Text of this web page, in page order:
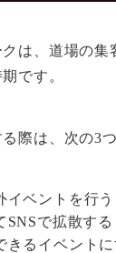
は、道場の集
です。
際は、次の3
イベントを行う
SNSで拡散する
きるイベントに